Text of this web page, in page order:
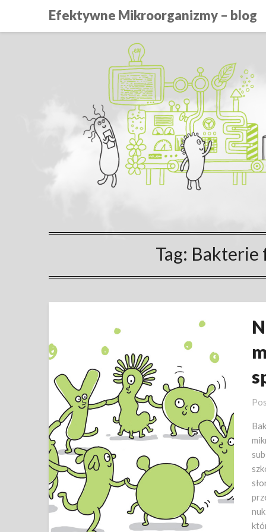
Efektywne Mikroorganizmy – blog
Tag: Bakterie